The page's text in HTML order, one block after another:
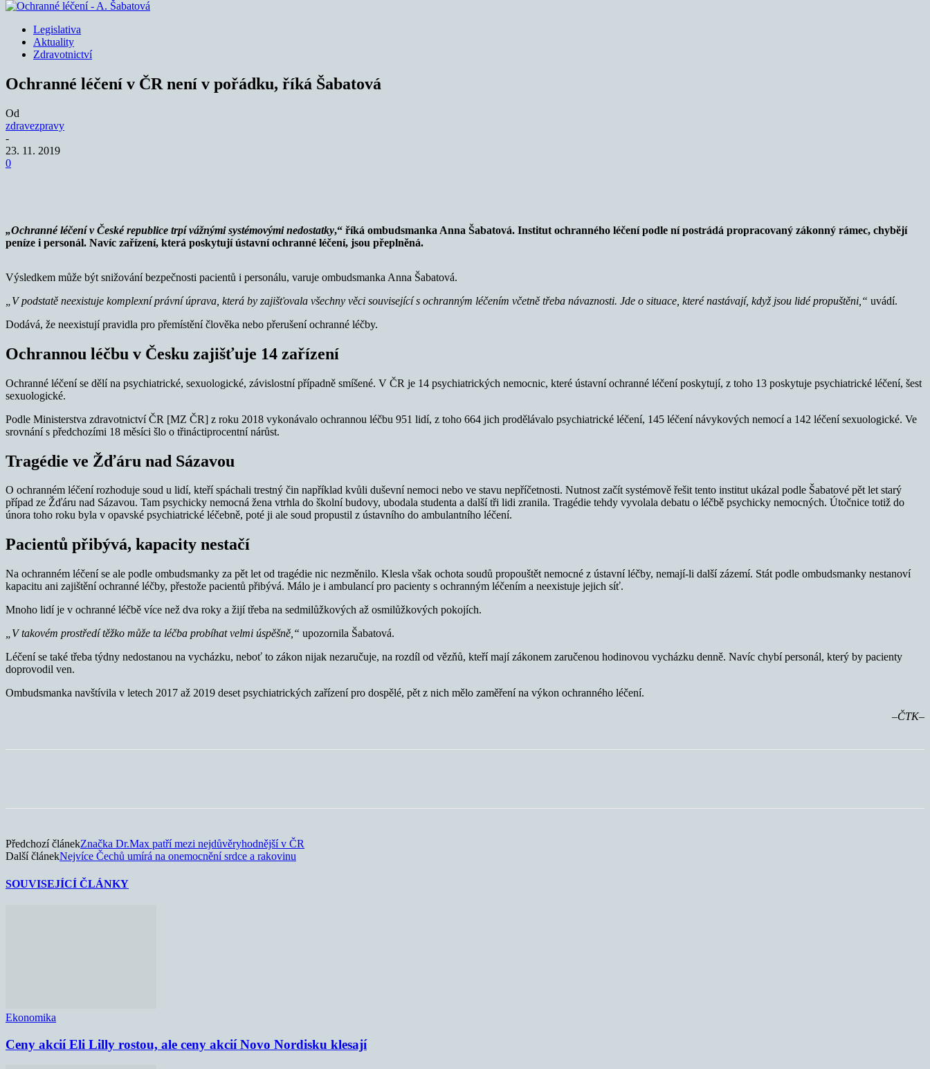
Legislativa
Aktuality
Zdravotnictví
Ochranné léčení v ČR není v pořádku, říká Šabatová
Od
zdravezpravy
-
23. 11. 2019
0
„Ochranné léčení v České republice trpí vážnými systémovými nedostatky,“ říká ombudsmanka Anna Šabatová. Institut ochranného léčení podle ní postrádá propracovaný zákonný rámec, chybějí
peníze i personál. Navíc zařízení, která poskytují ústavní ochranné léčení, jsou přeplněná.
Výsledkem může být snižování bezpečnosti pacientů i personálu, varuje ombudsmanka Anna Šabatová.
„V podstatě neexistuje komplexní právní úprava, která by zajišťovala všechny věci související s ochranným léčením včetně třeba návaznosti. Jde o situace, které nastávají, když jsou lidé propuštěni,“ uvádí.
Dodává, že neexistují pravidla pro přemístění člověka nebo přerušení ochranné léčby.
Ochrannou léčbu v Česku zajišťuje 14 zařízení
Ochranné léčení se dělí na psychiatrické, sexuologické, závislostní případně smíšené. V ČR je 14 psychiatrických nemocnic, které ústavní ochranné léčení poskytují, z toho 13 poskytuje psychiatrické léčení, šest
sexuologické.
Podle Ministerstva zdravotnictví ČR [MZ ČR] z roku 2018 vykonávalo ochrannou léčbu 951 lidí, z toho 664 jich prodělávalo psychiatrické léčení, 145 léčení návykových nemocí a 142 léčení sexuologické. Ve
srovnání s předchozími 18 měsíci šlo o třináctiprocentní nárůst.
Tragédie ve Žďáru nad Sázavou
O ochranném léčení rozhoduje soud u lidí, kteří spáchali trestný čin například kvůli duševní nemoci nebo ve stavu nepříčetnosti. Nutnost začít systémově řešit tento institut ukázal podle Šabatové pět let starý
případ ze Žďáru nad Sázavou. Tam psychicky nemocná žena vtrhla do školní budovy, ubodala studenta a další tři lidi zranila. Tragédie tehdy vyvolala debatu o léčbě psychicky nemocných. Útočnice totiž do
února toho roku byla v opavské psychiatrické léčebně, poté ji ale soud propustil z ústavního do ambulantního léčení.
Pacientů přibývá, kapacity nestačí
Na ochranném léčení se ale podle ombudsmanky za pět let od tragédie nic nezměnilo. Klesla však ochota soudů propouštět nemocné z ústavní léčby, nemají-li další zázemí. Stát podle ombudsmanky nestanoví
kapacitu ani zajištění ochranné léčby, přestože pacientů přibývá. Málo je i ambulancí pro pacienty s ochranným léčením a neexistuje jejich síť.
Mnoho lidí je v ochranné léčbě více než dva roky a žijí třeba na sedmilůžkových až osmilůžkových pokojích.
V takovém prostředí těžko může ta léčba probíhat velmi úspěšně,“ upozornila Šabatová.
Léčení se také třeba týdny nedostanou na vycházku, neboť to zákon nijak nezaručuje, na rozdíl od vězňů, kteří mají zákonem zaručenou hodinovou vycházku denně. Navíc chybí personál, který by pacienty
doprovodil ven.
Ombudsmanka navštívila v letech 2017 až 2019 deset psychiatrických zařízení pro dospělé, pět z nich mělo zaměření na výkon ochranného léčení.
–ČTK–
Předchozí článekZnačka Dr.Max patří mezi nejdůvěryhodnější v ČR
Další článekNejvíce Čechů umírá na onemocnění srdce a rakovinu
SOUVISEJÍCÍ ČLÁNKY
Ekonomika
Ceny akcií Eli Lilly rostou, ale ceny akcií Novo Nordisku klesají